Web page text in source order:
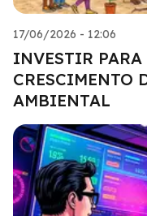
17/06/2026 - 12:06
INVESTIR PARA
CRESCIMENTO
AMBIENTAL